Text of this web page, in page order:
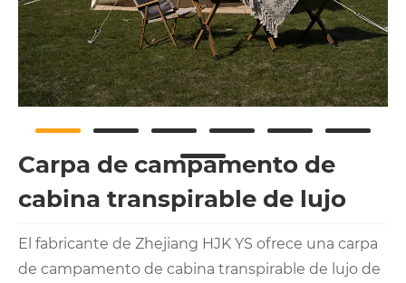
Carpa de campamento de
cabina transpirable de lujo
El fabricante de Zhejiang HJK YS ofrece una carpa
de campamento de cabina transpirable de lujo de